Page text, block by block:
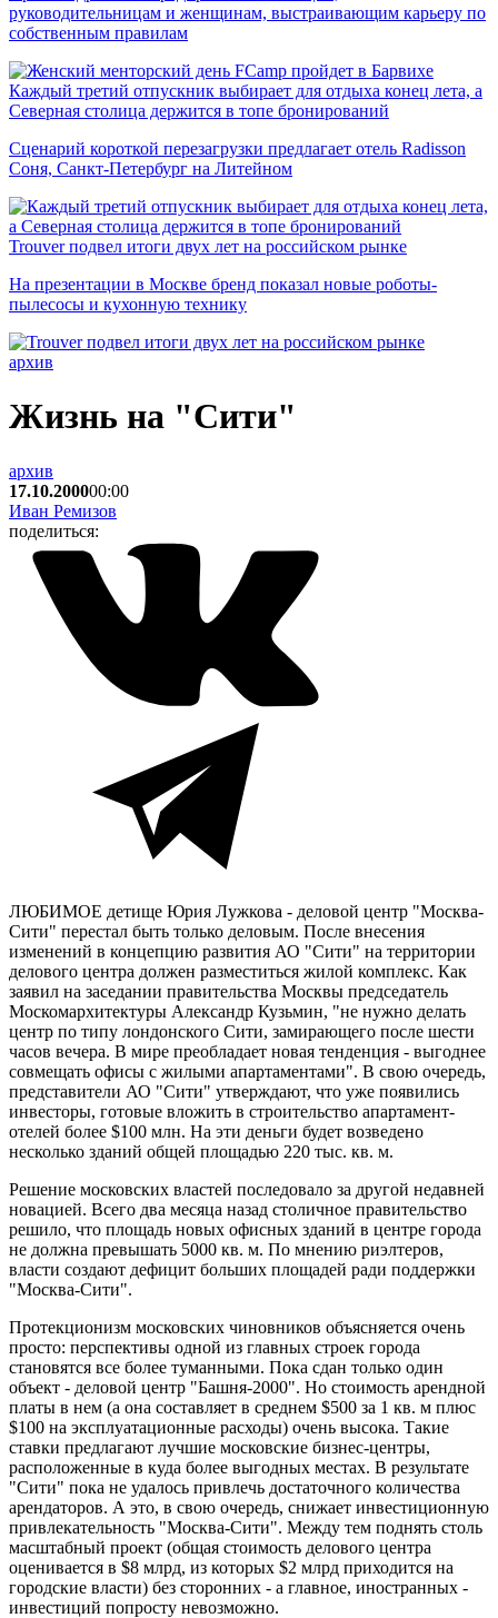
руководительницам и женщинам, выстраивающим карьеру по
собственным правилам
Каждый третий отпускник выбирает для отдыха конец лета, а
Северная столица держится в топе бронирований
Сценарий короткой перезагрузки предлагает отель Radisson
Соня, Санкт-Петербург на Литейном
Trouver подвел итоги двух лет на российском рынке
На презентации в Москве бренд показал новые роботы-
пылесосы и кухонную технику
архив
Жизнь на "Сити"
архив
17.10.200000:00
Иван Ремизов
поделиться:
ЛЮБИМОЕ детище Юрия Лужкова - деловой центр "Москва-
Сити" перестал быть только деловым. После внесения
изменений в концепцию развития АО "Сити" на территории
делового центра должен разместиться жилой комплекс. Как
заявил на заседании правительства Москвы председатель
Москомархитектуры Александр Кузьмин, "не нужно делать
центр по типу лондонского Сити, замирающего после шести
часов вечера. В мире преобладает новая тенденция - выгоднее
совмещать офисы с жилыми апартаментами". В свою очередь,
представители АО "Сити" утверждают, что уже появились
инвесторы, готовые вложить в строительство апартамент-
отелей более $100 млн. На эти деньги будет возведено
несколько зданий общей площадью 220 тыс. кв. м.
Решение московских властей последовало за другой недавней
новацией. Всего два месяца назад столичное правительство
решило, что площадь новых офисных зданий в центре города
не должна превышать 5000 кв. м. По мнению риэлтеров,
власти создают дефицит больших площадей ради поддержки
"Москва-Сити".
Протекционизм московских чиновников объясняется очень
просто: перспективы одной из главных строек города
становятся все более туманными. Пока сдан только один
объект - деловой центр "Башня-2000". Но стоимость арендной
платы в нем (а она составляет в среднем $500 за 1 кв. м плюс
$100 на эксплуатационные расходы) очень высока. Такие
ставки предлагают лучшие московские бизнес-центры,
расположенные в куда более выгодных местах. В результате
"Сити" пока не удалось привлечь достаточного количества
арендаторов. А это, в свою очередь, снижает инвестиционную
привлекательность "Москва-Сити". Между тем поднять столь
масштабный проект (общая стоимость делового центра
оценивается в $8 млрд, из которых $2 млрд приходится на
городские власти) без сторонних - а главное, иностранных -
инвестиций попросту невозможно.